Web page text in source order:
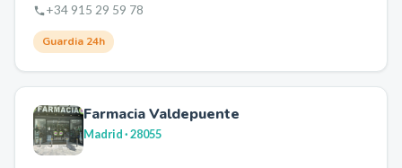
+34 915 29 59 78
Guardia 24h
Farmacia Valdepuente
Madrid· 28055